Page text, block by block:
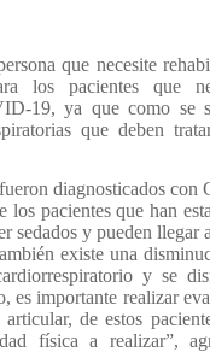
que necesite
los pacientes que
19, ya que como se
que deben
diagnosticados con
pacientes que han
sedados y pueden llegar
existe una
y se
es importante realizar
de estos
física a realizar”,